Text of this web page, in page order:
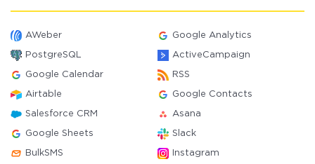
AWeber Google Analytics
PostgreSQL ActiveCampaign
Google Calendar RSS
Airtable Google Contacts
Salesforce CRM Asana
Google Sheets Slack
BulkSMS Instagram